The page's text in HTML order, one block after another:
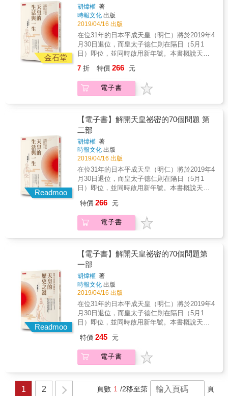
強食的環境下，那些著名的「敗者」為何失
敗？他們最終身敗名裂、遺臭萬年的過程和原
因，究竟為何？他們是敗得有理，抑或被後人
穿鑿附會、烙上「敗者」之印？ 「敗者的戰國
史」系列的書寫目的並非為敗者鳴冤平反。反
之，本系列旨在跳脫「成王」、「敗者」這個
相對而客觀的概念，強調兩者僅僅一線之差，
左右他們勝敗與否的因素繁多且複雜，不應
該、也無法單以結果論定。 本系列將利用現存
的史料為核心，再以此為基礎去進行合理適當
&mdash;&mdash;防長大內家與嚴島之戰、今
川義元與桶狹間之戰、武田勝賴與長篠之戰、
織田政權與小牧長久手之戰、北條氏政與小田
原之戰、明智光秀與本能寺之變、豐臣西軍與
關原之戰、豐臣政權與大坂之陣
&mdash;&mdash;作出重新探討。
特攻戰術的演變、有效性以及各種荒謬行徑，
最後更網羅許多參戰者的紀錄和證言，來描寫
「下令者」與「被命令者」的心境和遭遇，帶
領讀者更加了解特攻作戰的背景，體現當中與
日本民族性之間的緊密關聯。 & 戰後74周年，
從歷史記取教訓，重新審視現代社會 本書最大
的特點意在訴諸人道而非單純地分析歷史，並
團意識和失能的領導者。即便不是身處在戰爭
下的非常時刻，這種將人命視為消耗品的集團
意識如今仍深植於現代社會，在七十多年後的
為重的不合理體制可能造成的後果。誠如作者
所說：「時至今日，我們終於能冷靜地反思
『特攻』了。特攻不再是牽涉到相關人士的沈
痛議題，而是在研究日本文化和戰爭的歷史定
位。」
觀念。 平泉澄從大正十二年（1923）起，直到
昭和二十年（1945）日本戰敗投降為止，都在
東京帝國大學（現東京大學）教授日本中世
史。當時，他還常到海軍大學、陸軍大學演
講，在政界和軍界都有巨大的影響力。日本戰
敗後，平泉受到了撤銷公職的處分，回到了自
勝山市）。雖然平泉此後沒有再回到大學任
十五年（1970），已七十六歲高齡的平泉澄寫
下本書。平泉澄作為一位老者面對日本青少年
講述了他自己理解的本國歷史。書中的論調，
是他戰前的一貫主張，即「皇國史觀」。 所謂
皇國，即以天照大神為皇祖的萬世一系的天皇
所統治的國家。皇國史觀，就是認為日本國是
皇國，將日本的歷史看作皇國的歷史的史觀。
關於這一史觀，日本中世史學者永原慶二在其
著作《皇國史觀》中有一針見血的分析。正如
永原氏所指出的，皇國史觀的歷史淵源可以追
溯到江戶時代中期以後的儒者、國學者的國體
論和尊皇論。並且，其與明治時代之後的天皇
制與民族主義有著密切的關連。我們應該注意
的是，這種史觀以徹底、強有力的形式出現在
日本社會，是在進入昭和時代之後，例如昭和
十八年（1943）文部省編撰的《國史概說》，
弟子，就是皇國史觀的代表人物。 ※ 本書的敘
事特色 暫且拋開平泉的「皇國中興」等論調，
《物語日本史》和目前各種各樣的日本通史普
及讀物相比有以下三個特點。 1.正如書名顯示
的，本書是以「物語」的形式來講述日本歷史
的。 全書語言簡明，敘事生動，節奏輕快，每
一章節即是一個小小的物語，雖然洋洋灑灑數
十萬字，內容幾乎涵蓋整個日本歷史，卻不會
讓人在閱讀過程中感到枯燥乏味，非常適合現
代人快節奏的零散閱讀。 2.本書大量引用了日
也有「六國史」、《風土記》、《吾妻鏡》等
基礎史料。 如上卷中大量引用了《萬葉集》、
《古今和歌集》和「百人一首」等和歌集中的
著名和歌，不僅展現了大和、奈良時期等日本
早期文學的風采，更將平安時期的貴族文化的
皇制，堪稱是世上最長久的君主制度，從日本
神話時代延續至今，據傳超過一千年。一般人
看不透也理解不了，只有一個含糊的認知：當
中存在一種不可解的羈絆和紐帶，維繫著日本
人與天皇。 2019年4月30日與5月1日，日本將
迎來現代史裡極為重要的兩個日子，在位31年
的平成天皇將打破近代天皇制「終身在位」原
則，成為明治維新以來首位生前退位的天皇；
刻，與日本有著千絲萬縷關係的台灣，有許多
讀者希望進一步了解「天皇」這個日本人心中
神聖的存在。本書通過疏理天皇與天皇制的相
文化。 & 目前中文書籍已有大量原創和翻譯的
天皇通史書，然而綜觀這些作品若不是政治通
史，便是以明治維新以後的斷代史，而且大多
站在華人的立場和價值觀，去探討天皇與天皇
制。不是一本天皇歷史的通史書籍，也不是一
本站在華人觀點或套用華人標準去描述日本天
皇的書籍，而透過多方角度，以常見的問題起
頭，帶領讀者深入了解與天皇相關的歷史故
單的語句，配合最新研究成果，為不同程度的
崇日，還是出於知己知彼的意圖，想窺探日本
文化，又或者是純粹對天皇感到好奇的讀者，
都能夠從本書獲得新的線索和新的疑問。
金石堂
胡煒權 著
時報文化 出版
2019/04/16 出版
在位31年的日本平成天皇（明仁）將於2019年4
月30日退位，而皇太子德仁則在隔日（5月1
日）即位，並同時啟用新年號。本書概說天皇
疑問，尤其是關於一般外界對「天皇」的誤
解。 & 天皇作為日本文化的代表，是謎一般的
存在。 「天皇如何導入和實行年號制？」 「古
者而寫的天皇解說書，打破你對日本天皇的誤
解。 & 日本的天皇制，堪稱是世上最長久的君
主制度，從日本神話時代延續至今，據傳超過
一千年。一般人看不透也理解不了，只有一個
含糊的認知：當中存在一種不可解的羈絆和紐
帶，維繫著日本人與天皇。 & 2019年4月30日
與5月1日，日本將迎來現代史裡極為重要的兩
個日子，在位三十一年的平成天皇將打破近代
天皇制「終身在位」原則，成為明治維新以來
首位生前退位的天皇；同時，新天皇德仁接著
關係的台灣，有許多讀者希望進一步了解「天
皇」這個日本人心中神聖的存在。本書通過疏
理天皇與天皇制的相關問題，欲帶領讀者更進
有大量原創和翻譯的天皇通史書，然而綜觀這
些作品若不是政治通史，便是以明治維新以後
的斷代史，而且大多站在華人的立場和價值
觀，去探討天皇與天皇制。本書的特別之處在
於不是一本天皇歷史的通史書籍，也不是一本
站在華人觀點或套用華人標準去描述日本天皇
的書籍，而透過多方角度，以常見的問題起
頭，帶領讀者深入了解與天皇相關的歷史故
單的語句，配合最新研究成果，為不同程度的
崇日，還是出於知己知彼的意圖，想窺探日本
文化，又或者是純粹對天皇感到好奇的讀者，
都能夠從本書獲得新的線索和新的疑問。
7 折 特價 266 元
電子書
Readmoo
【電子書】解開天皇祕密的70個問題 第
二部
胡煒權 著
時報文化 出版
2019/04/16 出版
在位31年的日本平成天皇（明仁）將於2019年4
月30日退位，而皇太子德仁則在隔日（5月1
日）即位，並同時啟用新年號。本書概說天皇
疑問，尤其是關於一般外界對「天皇」的誤
解。 & 天皇作為日本文化的代表，是謎一般的
存在。 「天皇如何導入和實行年號制？」 「古
者而寫的天皇解說書，打破你對日本天皇的誤
解。 & 日本的天皇制，堪稱是世上最長久的君
主制度，從日本神話時代延續至今，據傳超過
一千年。一般人看不透也理解不了，只有一個
含糊的認知：當中存在一種不可解的羈絆和紐
帶，維繫著日本人與天皇。 & 2019年4月30日
與5月1日，日本將迎來現代史裡極為重要的兩
個日子，在位三十一年的平成天皇將打破近代
天皇制「終身在位」原則，成為明治維新以來
首位生前退位的天皇；同時，新天皇德仁接著
關係的台灣，有許多讀者希望進一步了解「天
皇」這個日本人心中神聖的存在。本書通過疏
理天皇與天皇制的相關問題，欲帶領讀者更進
一步認識日本歷史與文化。 & 目前中文書籍已
有大量原創和翻譯的天皇通史書，然而綜觀這
特價 266 元
電子書
Readmoo
【電子書】解開天皇祕密的70個問題第
一部
胡煒權 著
時報文化 出版
2019/04/16 出版
在位31年的日本平成天皇（明仁）將於2019年4
月30日退位，而皇太子德仁則在隔日（5月1
日）即位，並同時啟用新年號。本書概說天皇
疑問，尤其是關於一般外界對「天皇」的誤
解。 & 天皇作為日本文化的代表，是謎一般的
存在。 「萬世一系的天皇制會走向完結嗎？」
&hellip;&hellip; 一部為華人讀者而寫的天皇解
特價 245 元
電子書
1 2 頁數 1 /2移至第 頁